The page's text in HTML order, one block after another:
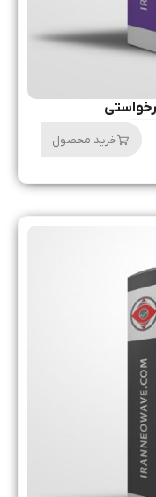
خرید محصول